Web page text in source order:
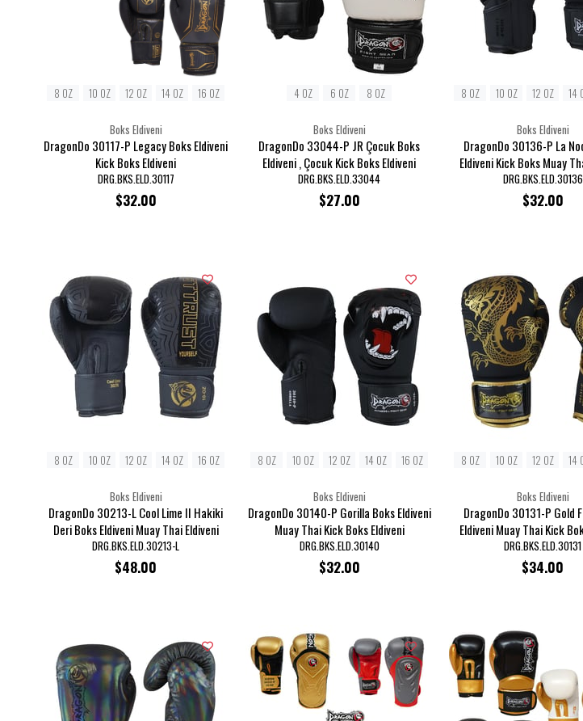
Boks Eldiveni
DragonDo 30117-P Legacy Boks Eldiveni
Kick Boks Eldiveni
DRG.BKS.ELD.30117
$32.00
8 OZ 10 OZ 12 OZ 14 OZ 16 OZ
Boks Eldiveni
DragonDo 33044-P JR Çocuk Boks
Eldiveni , Çocuk Kick Boks Eldiveni
DRG.BKS.ELD.33044
$27.00
4 OZ 6 OZ 8 OZ
Boks Eldiveni
DragonDo 30136-P La
Eldiveni Kick Boks Muay
DRG.BKS.ELD.30136
$32.00
8 OZ 10 OZ 12 OZ 14
Boks Eldiveni
DragonDo 30213-L Cool Lime II Hakiki
Deri Boks Eldiveni Muay Thai Eldiveni
DRG.BKS.ELD.30213-L
$48.00
8 OZ 10 OZ 12 OZ 14 OZ 16 OZ
Boks Eldiveni
DragonDo 30140-P Gorilla Boks Eldiveni
Muay Thai Kick Boks Eldiveni
DRG.BKS.ELD.30140
$32.00
8 OZ 10 OZ 12 OZ 14 OZ 16 OZ
Boks Eldiveni
DragonDo 30131-P Gold
Eldiveni Muay Thai Kick
DRG.BKS.ELD.30131
$34.00
8 OZ 10 OZ 12 OZ 14